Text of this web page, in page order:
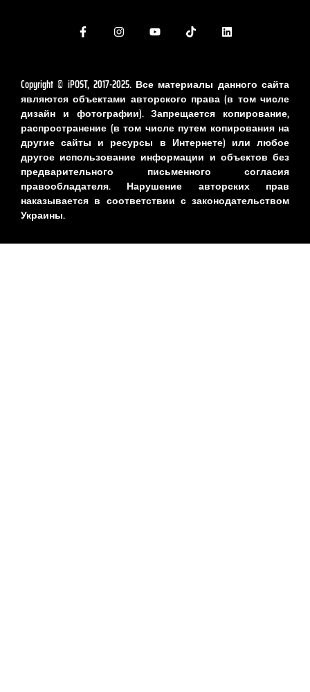
Copyright © iPOST, 2017-2025. Все материалы данного сайта
являются объектами авторского права (в том числе
дизайн и фотографии). Запрещается копирование,
распространение (в том числе путем копирования на
другие сайты и ресурсы в Интернете) или любое
другое использование информации и объектов без
предварительного письменного согласия
правообладателя. Нарушение авторских прав
наказывается в соответствии с законодательством
Украины.